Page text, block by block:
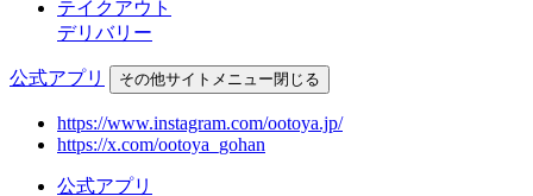
テイクアウト
デリバリー
公式アプリ その他サイトメニュー閉じる
https://www.instagram.com/ootoya.jp/
https://x.com/ootoya_gohan
公式アプリ